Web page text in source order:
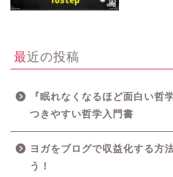
最近の投稿
『眠れなくなるほど面白い哲
つきやすい哲学入門書
ヨガをブログで収益化する方
う！